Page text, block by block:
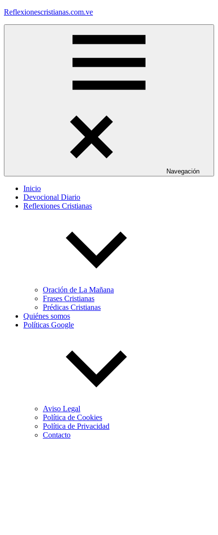
Saltar
Reflexionescristianas.com.ve
Navegación
Inicio
Devocional Diario
Reflexiones Cristianas
Oración de La Mañana
Frases Cristianas
Prédicas Cristianas
Quiénes somos
Políticas Google
Aviso Legal
Política de Cookies
Política de Privacidad
Contacto